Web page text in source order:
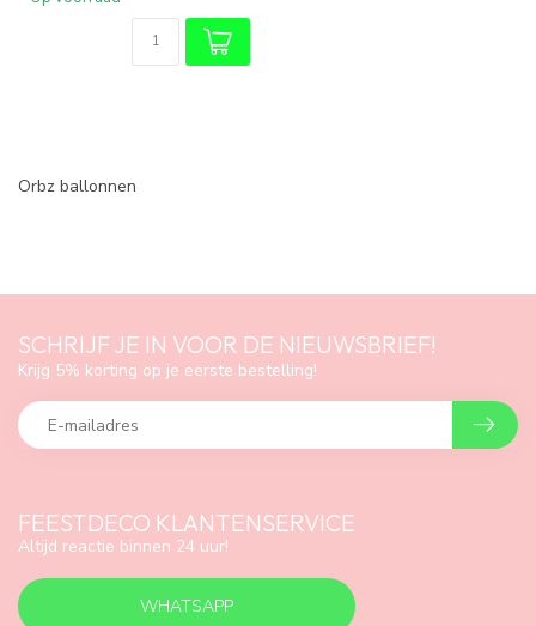
Orbz ballonnen
FEESTDECO KLANTENSERVICE
Altijd reactie binnen 24 uur!
WHATSAPP
SCHRIJF JE IN VOOR DE NIEUWSBRIEF!
Krijg 5% korting op je eerste bestelling!